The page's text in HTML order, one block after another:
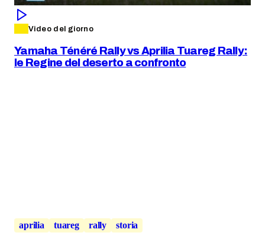
Video del giorno
Yamaha Ténéré Rally vs Aprilia Tuareg Rally:
le Regine del deserto a confronto
aprilia tuareg rally storia